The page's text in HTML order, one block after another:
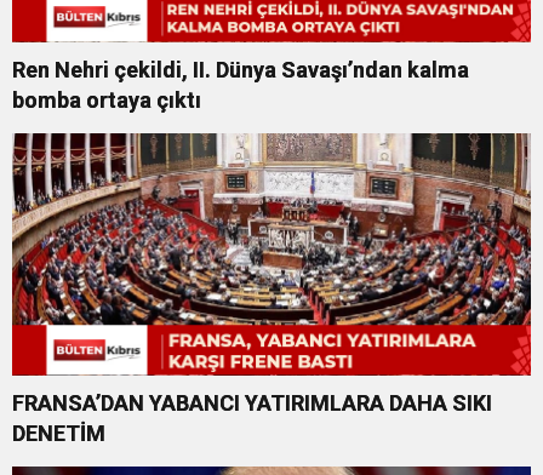
Ren Nehri çekildi, II. Dünya Savaşı’ndan kalma
bomba ortaya çıktı
FRANSA’DAN YABANCI YATIRIMLARA DAHA SIKI
DENETİM